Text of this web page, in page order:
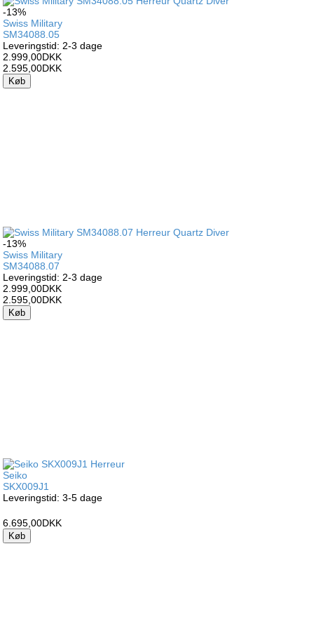
-13%
Swiss Military
SM34088.05
Leveringstid: 2-3 dage
2.999,00DKK
2.595,00DKK
Køb
-13%
Swiss Military
SM34088.07
Leveringstid: 2-3 dage
2.999,00DKK
2.595,00DKK
Køb
Seiko
SKX009J1
Leveringstid: 3-5 dage
6.695,00DKK
Køb